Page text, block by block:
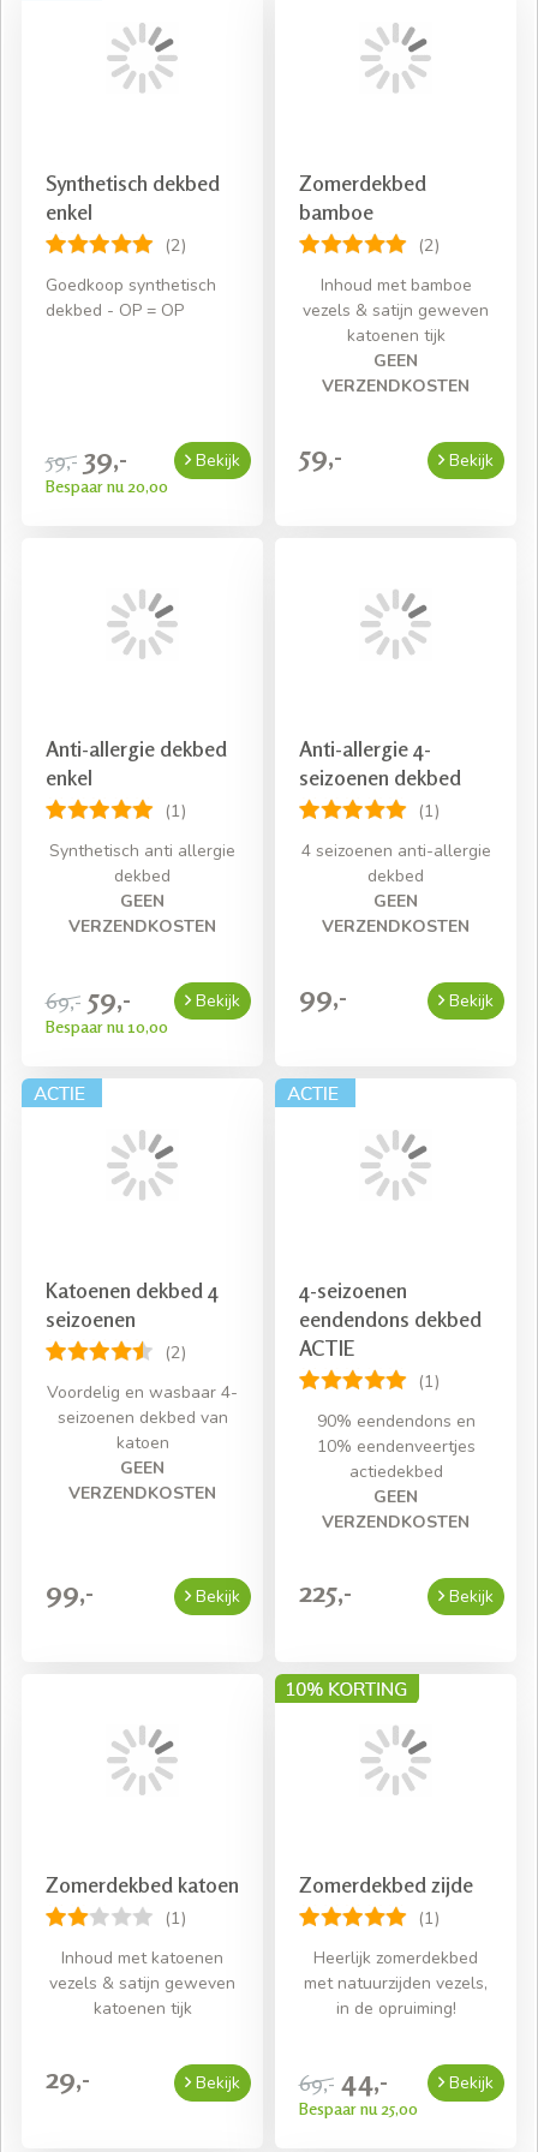
Snelle levering
Gratis bezorging bij een bestelling van € 50,- aan
beddengoed
Synthetisch dekbed
enkel
(2)
Goedkoop synthetisch
dekbed - OP = OP
59,- 39,-
Bespaar nu 20,00
Bekijk
Zomerdekbed
bamboe
(2)
Inhoud met bamboe
vezels & satijn geweven
katoenen tijk
GEEN
VERZENDKOSTEN
59,- Bekijk
Anti-allergie dekbed
enkel
(1)
Synthetisch anti allergie
dekbed
GEEN
VERZENDKOSTEN
69,- 59,-
Bespaar nu 10,00
Bekijk
Anti-allergie 4-
seizoenen dekbed
(1)
4 seizoenen anti-allergie
dekbed
GEEN
VERZENDKOSTEN
99,- Bekijk
Katoenen dekbed 4
seizoenen
(2)
Voordelig en wasbaar 4-
seizoenen dekbed van
katoen
GEEN
VERZENDKOSTEN
99,- Bekijk
4-seizoenen
eendendons dekbed
ACTIE
(1)
90% eendendons en
10% eendenveertjes
actiedekbed
GEEN
VERZENDKOSTEN
225,- Bekijk
Zomerdekbed katoen
(1)
Inhoud met katoenen
vezels & satijn geweven
katoenen tijk
29,- Bekijk
Zomerdekbed zijde
(1)
Heerlijk zomerdekbed
met natuurzijden vezels,
in de opruiming!
69,- 44,-
Bespaar nu 25,00
Bekijk